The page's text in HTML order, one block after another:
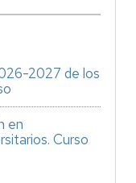
2027 de los
en
Curso